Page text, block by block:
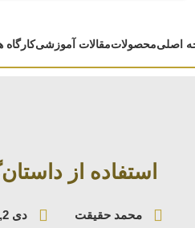
اصلیمحصولاتمقالات آموزشیکارگاه
استفاده از
محمد حقیقت دی 2, 1396